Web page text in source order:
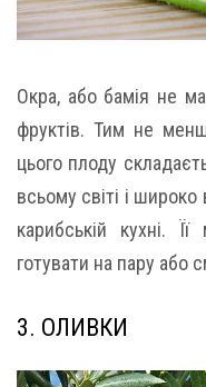
Окра, або бамія не
фруктів. Тим не
цього плоду
всьому світі і широко
карибській кухні.
готувати на пару або
3. ОЛИВКИ